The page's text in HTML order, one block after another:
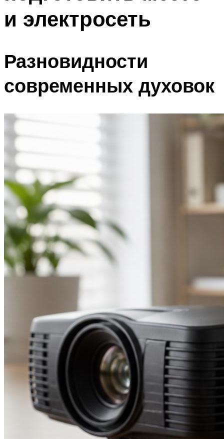
и электросеть
Разновидности
современных духовок